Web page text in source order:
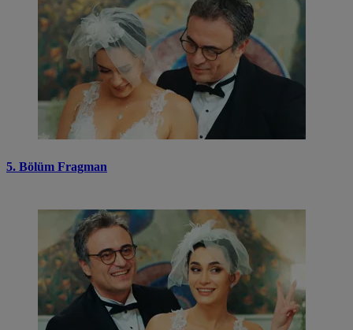
5. Bölüm Fragman